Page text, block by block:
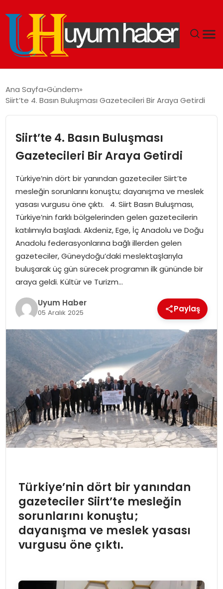
SIYASET
DÜNYA
SPOR
TEKNOLOJI
SAĞLIK
MAGAZIN
YAŞAM
Ana Sayfa Gündem
Siirt’te 4. Basın Buluşması Gazetecileri Bir Araya Getirdi
Siirt’te 4. Basın Buluşması
Gazetecileri Bir Araya Getirdi
Türkiye’nin dört bir yanından gazeteciler Siirt’te
mesleğin sorunlarını konuştu; dayanışma ve meslek
yasası vurgusu öne çıktı. 4. Siirt Basın Buluşması,
Türkiye’nin farklı bölgelerinden gelen gazetecilerin
katılımıyla başladı. Akdeniz, Ege, İç Anadolu ve Doğu
Anadolu federasyonlarına bağlı illerden gelen
gazeteciler, Güneydoğu’daki meslektaşlarıyla
buluşarak üç gün sürecek programın ilk gününde bir
araya geldi. Kültür ve Turizm…
Uyum Haber
05 Aralık 2025 Paylaş
Türkiye’nin dört bir yanından
gazeteciler Siirt’te mesleğin
sorunlarını konuştu;
dayanışma ve meslek yasası
vurgusu öne çıktı.